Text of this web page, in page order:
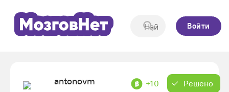
Войти
antonovm +10 Решено